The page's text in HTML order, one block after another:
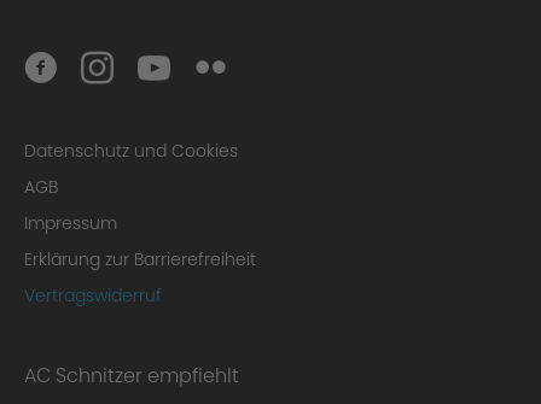
Datenschutz und Cookies
AGB
Impressum
Erklärung zur Barrierefreiheit
Vertragswiderruf
AC Schnitzer empfiehlt